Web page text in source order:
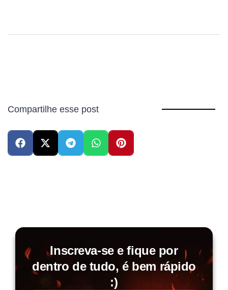
Compartilhe esse post
Inscreva-se e fique por
dentro de tudo, é bem rápido
:)